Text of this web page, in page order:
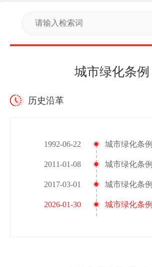
城市绿化条例
历史沿革
1992-06-22
2011-01-08
2017-03-01
2026-01-30
城市绿化条例
城市绿化条例
城市绿化条例
城市绿化条例